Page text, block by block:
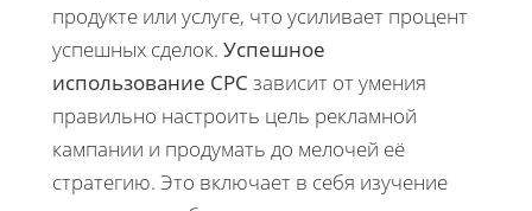
продукте или услуге, что усиливает процент
успешных сделок. Успешное
использование CPC зависит от умения
правильно настроить цель рекламной
кампании и продумать до мелочей её
стратегию. Это включает в себя изучение